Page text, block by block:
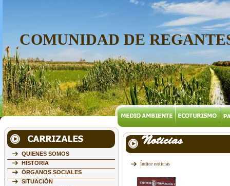
COMUNIDAD DE
QUIENES SOMOS
HISTORIA
ÓRGANOS SOCIALES
SITUACIÓN
Noticias
Índice noticias